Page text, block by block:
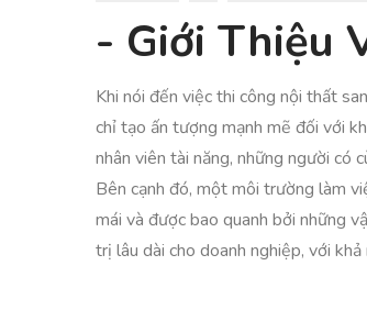
- Giới Thiệu
Khi nói đến việc thi công nội thất
chỉ tạo ấn tượng mạnh mẽ đối với
nhân viên tài năng, những người có
Bên cạnh đó, một môi trường làm
mái và được bao quanh bởi những
trị lâu dài cho doanh nghiệp, với